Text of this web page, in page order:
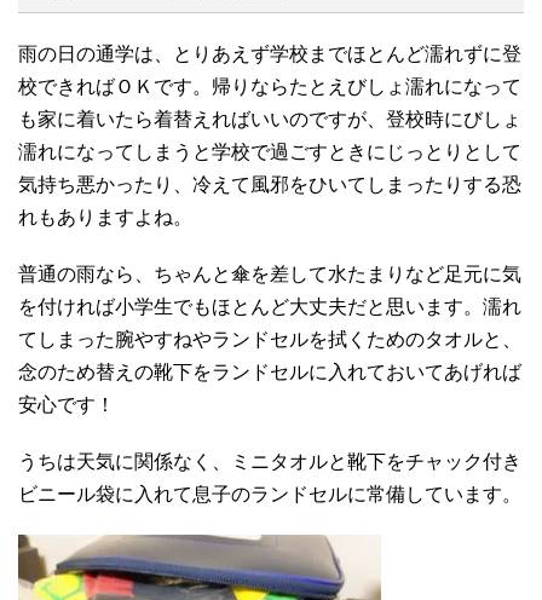
雨の日の通学は、とりあえず学校までほとんど濡れずに登
校できればＯＫです。帰りならたとえびしょ濡れになって
も家に着いたら着替えればいいのですが、登校時にびしょ
濡れになってしまうと学校で過ごすときにじっとりとして
気持ち悪かったり、冷えて風邪をひいてしまったりする恐
れもありますよね。
普通の雨なら、ちゃんと傘を差して水たまりなど足元に気
を付ければ小学生でもほとんど大丈夫だと思います。濡れ
てしまった腕やすねやランドセルを拭くためのタオルと、
念のため替えの靴下をランドセルに入れておいてあげれば
安心です！
うちは天気に関係なく、ミニタオルと靴下をチャック付き
ビニール袋に入れて息子のランドセルに常備しています。